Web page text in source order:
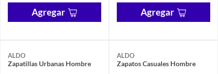
Agregar Agregar
ALDO
Zapatillas Urbanas Hombre
ALDO
Zapatos Casuales Hombre